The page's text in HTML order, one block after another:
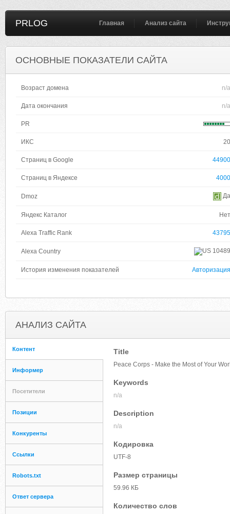
PRLOG Главная Анализ сайта
ОСНОВНЫЕ ПОКАЗАТЕЛИ САЙТА
Возраст домена n/a
Дата окончания n/a
PR
ИКС 20
Страниц в Google 44900
Страниц в Яндексе 4000
Dmoz Да
Яндекс Каталог Нет
Alexa Traffic Rank 43795
Alexa Country 10489
История изменения показателей Авторизация
АНАЛИЗ САЙТА
Контент
Информер
Посетители
Позиции
Конкуренты
Ссылки
Robots.txt
Ответ сервера
Title
Peace Corps - Make the Most of Your
Keywords
n/a
Description
n/a
Кодировка
UTF-8
Размер страницы
59.96 КБ
Количество слов